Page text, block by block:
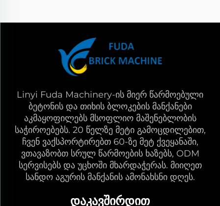
Linyi Fuda Machinery-ის მიერ წარმოებული
ბეტონის და თიხის ბლოკების მანქანები
აკმაყოფილებს მსოფლიო მაშენებლობის
საჭიროებებს. 20 წელზე მეტი გამოცდილებით,
ჩვენ ვაქსპორტირებთ 60-ზე მეტ ქვეყანაში,
ვთავაზობთ სრულ წარმოების ხაზებს, ODM
სერვისებს და უცხოში მხარდაჭერას. მიიღეთ
სანდო აგურის მანქანის ამონახსნი დღეს.
ᲓᲐᲙᲐᲕᲨᲘᲠᲓᲘᲗ